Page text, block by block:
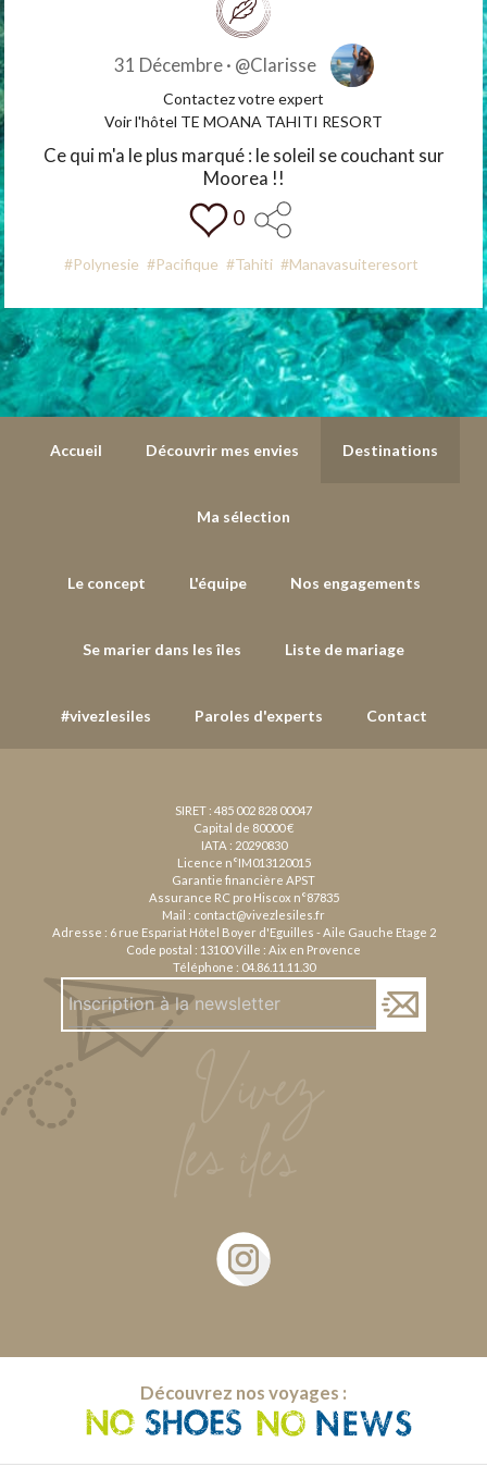
31 Décembre · @Clarisse
Contactez votre expert
Voir l'hôtel TE MOANA TAHITI RESORT
Ce qui m'a le plus marqué : le soleil se couchant sur
Moorea !!
0
#Polynesie #Pacifique #Tahiti #Manavasuiteresort
Accueil Découvrir mes envies Destinations
Ma sélection
Le concept L'équipe Nos engagements
Se marier dans les îles Liste de mariage
#vivezlesiles Paroles d'experts Contact
SIRET : 485 002 828 00047
Capital de 80000 €
IATA : 20290830
Licence n°IM013120015
Garantie financière APST
Assurance RC pro Hiscox n°87835
Mail : contact@vivezlesiles.fr
Adresse : 6 rue Espariat Hôtel Boyer d'Eguilles - Aile Gauche Etage 2
Code postal : 13100 Ville : Aix en Provence
Téléphone : 04.86.11.11.30
Découvrez nos voyages :